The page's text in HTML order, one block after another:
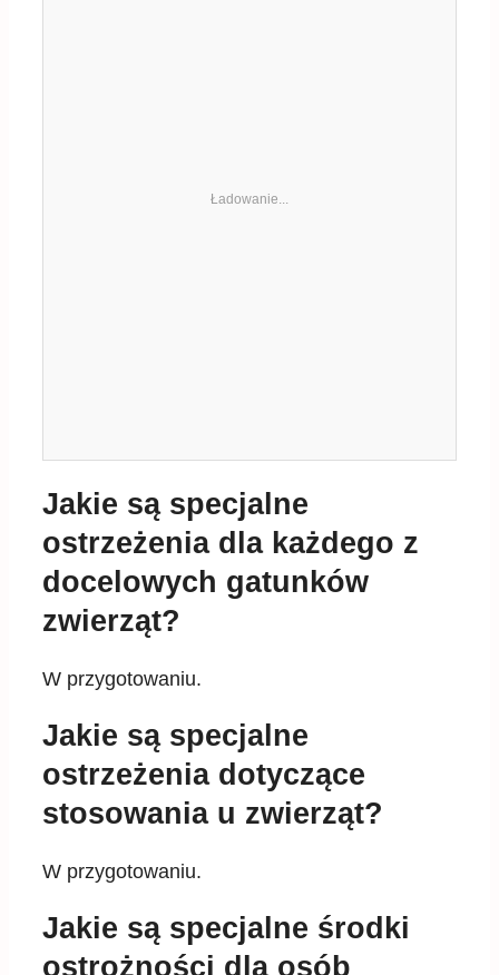
Jakie są specjalne
ostrzeżenia dla każdego z
docelowych gatunków
zwierząt?
W przygotowaniu.
Jakie są specjalne
ostrzeżenia dotyczące
stosowania u zwierząt?
W przygotowaniu.
Jakie są specjalne środki
ostrożności dla osób
podających Tolzesya